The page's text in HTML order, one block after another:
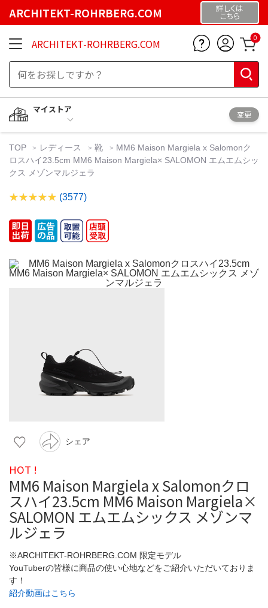
ARCHITEKT-ROHRBERG.COM 詳しくは
こちら
ARCHITEKT-ROHRBERG.COM 0
マイストア
変更
TOP レディース 靴
MM6 Maison Margiela x Salomonク
ロスハイ23.5cm MM6 Maison Margiela× SALOMON エムエムシッ
クス メゾンマルジェラ
(3577)
シェア
HOT !
MM6 Maison Margiela x Salomonクロ
スハイ23.5cm MM6 Maison Margiela×
SALOMON エムエムシックス メゾンマ
ルジェラ
※ARCHITEKT-ROHRBERG.COM 限定モデル
YouTuberの皆様に商品の使い心地などをご紹介いただいておりま
す！
紹介動画はこちら